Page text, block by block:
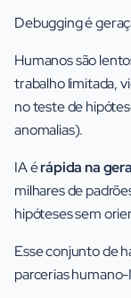
Debugging é
Humanos são
trabalho limitada,
no teste de
anomalias).
IA érápida na
milhares de
hipóteses sem
Esse conjunto de
parcerias